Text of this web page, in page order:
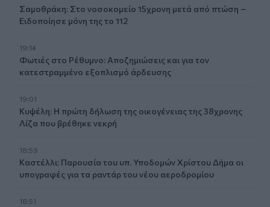
Σαμοθράκη: Στο νοσοκομείο 15χρονη μετά από πτώση –
Ειδοποίησε μόνη της το 112
19:14
Φωτιές στο Ρέθυμνο: Αποζημιώσεις και για τον
κατεστραμμένο εξοπλισμό άρδευσης
19:01
Κυψέλη: Η πρώτη δήλωση της οικογένειας της 38χρονης
Λίζα που βρέθηκε νεκρή
18:59
Καστέλλι: Παρουσία του υπ. Υποδομών Χρίστου Δήμα οι
υπογραφές για τα ραντάρ του νέου αεροδρομίου
18:51